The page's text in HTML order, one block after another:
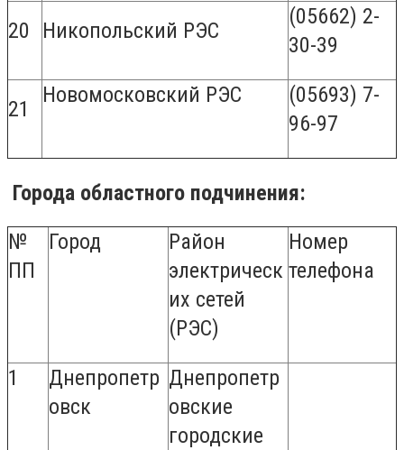
20 Никопольский РЭС
(05662) 2-
30-39
21
Новомосковский РЭС
(05693) 7-
96-97
Города областного подчинения:
№
ПП
Город
Район
электрическ
их сетей
(РЭС)
Номер
телефона
1
Днепропетр
овск
Днепропетр
овские
городские